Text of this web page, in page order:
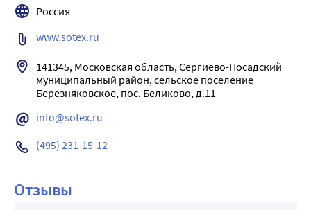
Россия
www.sotex.ru
141345, Московская область, Сергиево-Посадский
муниципальный район, сельское поселение
info@sotex.ru
(495) 231-15-12
Отзывы